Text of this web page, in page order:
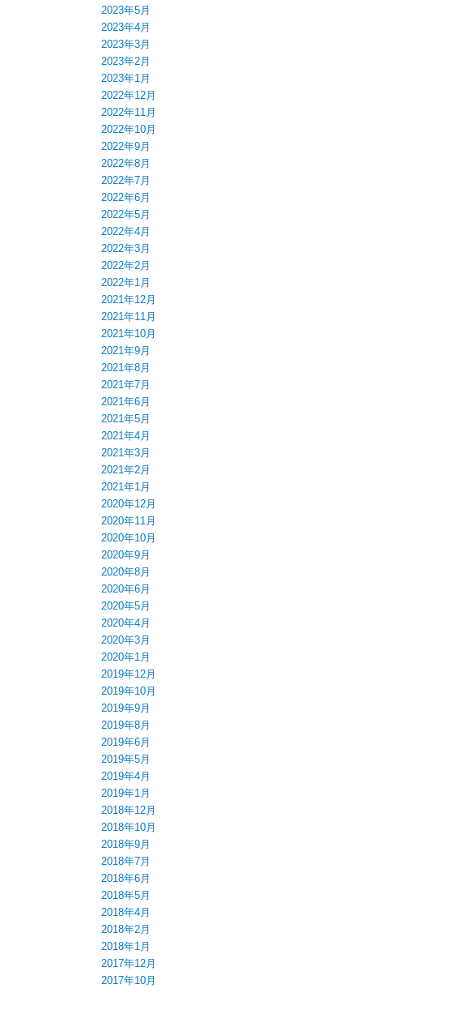
2023年5月
2023年4月
2023年3月
2023年2月
2023年1月
2022年12月
2022年11月
2022年10月
2022年9月
2022年8月
2022年7月
2022年6月
2022年5月
2022年4月
2022年3月
2022年2月
2022年1月
2021年12月
2021年11月
2021年10月
2021年9月
2021年8月
2021年7月
2021年6月
2021年5月
2021年4月
2021年3月
2021年2月
2021年1月
2020年12月
2020年11月
2020年10月
2020年9月
2020年8月
2020年6月
2020年5月
2020年4月
2020年3月
2020年1月
2019年12月
2019年10月
2019年9月
2019年8月
2019年6月
2019年5月
2019年4月
2019年1月
2018年12月
2018年10月
2018年9月
2018年7月
2018年6月
2018年5月
2018年4月
2018年2月
2018年1月
2017年12月
2017年10月